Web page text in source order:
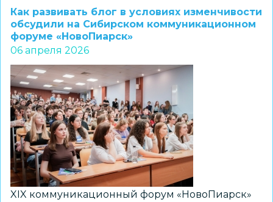
прием
заявок
на
Форум
классных
руководителей
–
2026
Как развивать блог в условиях изменчивости
обсудили на Сибирском коммуникационном
форуме «НовоПиарск»
06 апреля 2026
XIX коммуникационный форум «НовоПиарск»